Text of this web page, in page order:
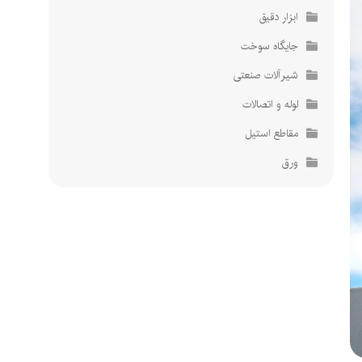
پشتیبانی تخصصی
پاسخگویی 24 ساعته
پشتیبانی تخصصی
پاسخگویی 24 ساعته
ابزار دقیق
جایگاه سوخت
شیرآلات صنعتی
لوله و اتصالات
مقاطع استیل
ورق